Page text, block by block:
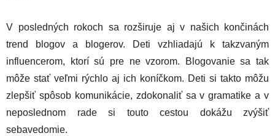
V posledných rokoch sa rozširuje aj v našich končinách
trend blogov a blogerov. Deti vzhliadajú k takzvaným
influencerom, ktorí sú pre ne vzorom. Blogovanie sa tak
môže stať veľmi rýchlo aj ich koníčkom. Deti si takto môžu
zlepšiť spôsob komunikácie, zdokonaliť sa v gramatike a v
neposlednom rade si touto cestou dokážu zvýšiť
sebavedomie.